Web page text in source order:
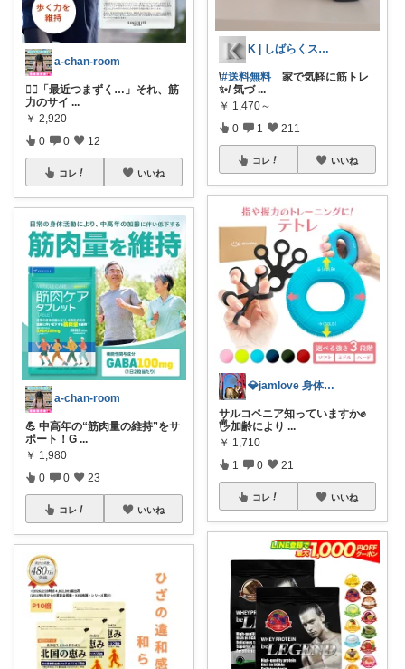
a-chan-room
🚶‍♂️「最近つまずく…」それ、筋
力のサイ ...
￥ 2,920
0 0 12
コレ いいね
a-chan-room
💪 中高年の“筋肉量の維持”をサ
ポート！G ...
￥ 1,980
0 0 23
コレ いいね
K | しばらくスロー
\#送料無料 家で気軽に筋トレ
✨/ 気づ ...
￥ 1,470～
0 1 211
コレ いいね
💎jamlove 身体に優しく
サルコペニア知っていますか✊
🖐️加齢により ...
￥ 1,710
1 0 21
コレ いいね